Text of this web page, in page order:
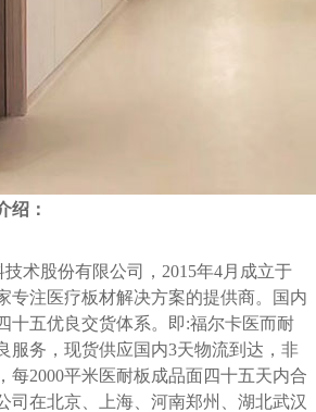
绍：
术股份有限公司，2015年4月成立于
专注医疗板材解决方案的提供商。国内
十五优良交货体系。即:福尔卡医而耐
服务，现货供应国内3天物流到达，非
每2000平米医耐板成品面四十五天内合
司在北京、上海、河南郑州、湖北武汉